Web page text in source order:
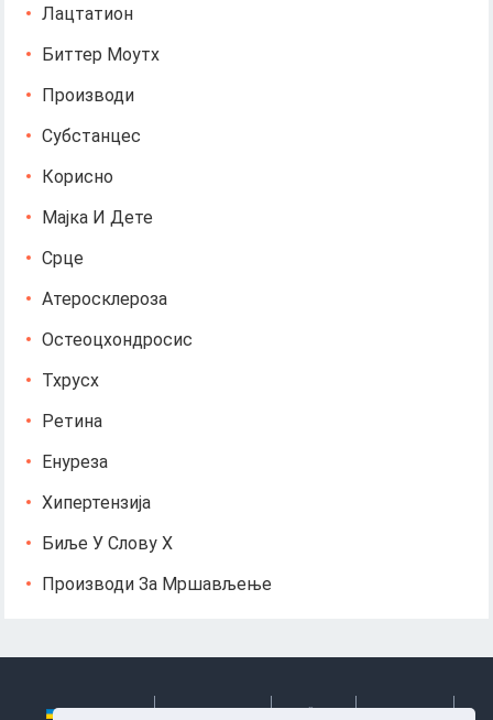
Лацтатион
Биттер Моутх
Производи
Субстанцес
Корисно
Мајка И Дете
Срце
Атеросклероза
Остеоцхондросис
Тхрусх
Ретина
Енуреза
Хипертензија
Биље У Слову Х
Производи За Мршављење